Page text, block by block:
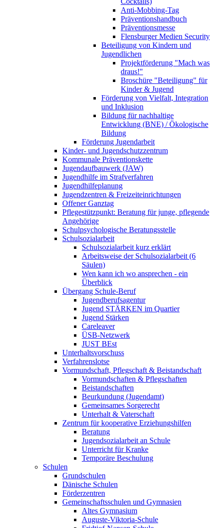
Anti-Mobbing-Tag
Präventionshandbuch
Präventionsmesse
Flensburger Medien Security
Beteiligung von Kindern und
Jugendlichen
Projektförderung "Mach was
draus!"
Broschüre "Beteiligung" für
Kinder & Jugend
Förderung von Vielfalt, Integration
und Inklusion
Bildung für nachhaltige
Entwicklung (BNE) / Ökologische
Bildung
Förderung Jugendarbeit
Kinder- und Jugendschutzzentrum
Kommunale Präventionskette
Jugendaufbauwerk (JAW)
Jugendhilfe im Strafverfahren
Jugendhilfeplanung
Jugendzentren & Freizeiteinrichtungen
Offener Ganztag
Pflegestützpunkt: Beratung für junge, pflegende
Angehörige
Schulpsychologische Beratungsstelle
Schulsozialarbeit
Schulsozialarbeit kurz erklärt
Arbeitsweise der Schulsozialarbeit (6
Säulen)
Wen kann ich wo ansprechen - ein
Überblick
Übergang Schule-Beruf
Jugendberufsagentur
Jugend STÄRKEN im Quartier
Jugend Stärken
Careleaver
ÜSB-Netzwerk
JUST BEst
Unterhaltsvorschuss
Verfahrenslotse
Vormundschaft, Pflegschaft & Beistandschaft
Vormundschaften & Pflegschaften
Beistandschaften
Beurkundung (Jugendamt)
Gemeinsames Sorgerecht
Unterhalt & Vaterschaft
Zentrum für kooperative Erziehungshilfen
Beratung
Jugendsozialarbeit an Schule
Unterricht für Kranke
Temporäre Beschulung
Schulen
Grundschulen
Dänische Schulen
Förderzentren
Gemeinschaftsschulen und Gymnasien
Altes Gymnasium
Auguste-Viktoria-Schule